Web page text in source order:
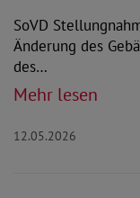
SoVD
Änderung des
des…
Mehr lesen
12.05.2026